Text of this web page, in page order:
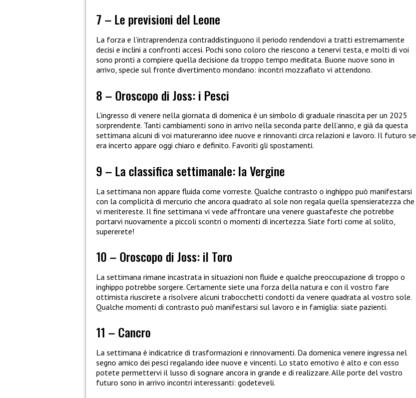
7 – Le previsioni del Leone
La forza e l’intraprendenza contraddistinguono il periodo rendendovi a tratti estremamente
decisi e inclini a confronti accesi. Pochi sono coloro che riescono a tenervi testa, e molti di voi
sono pronti a compiere quella decisione da troppo tempo meditata. Buone nuove sono in
arrivo, specie sul fronte divertimento mondano: incontri mozzafiato vi attendono.
8 – Oroscopo di Joss: i Pesci
L’ingresso di venere nella giornata di domenica è un simbolo di graduale rinascita per un 2025
sorprendente. Tanti cambiamenti sono in arrivo nella seconda parte dell’anno, e già da questa
settimana alcuni di voi matureranno idee nuove e rinnovanti circa relazioni e lavoro. Il futuro se
era incerto appare oggi chiaro e definito. Favoriti gli spostamenti.
9 – La classifica settimanale: la Vergine
La settimana non appare fluida come vorreste. Qualche contrasto o inghippo può manifestarsi
con la complicità di mercurio che ancora quadrato al sole non regala quella spensieratezza che
vi meritereste. Il fine settimana vi vede affrontare una venere guastafeste che potrebbe
portarvi nuovamente a piccoli scontri o momenti di incertezza. Siate forti come al solito,
supererete!
10 – Oroscopo di Joss: il Toro
La settimana rimane incastrata in situazioni non fluide e qualche preoccupazione di troppo o
inghippo potrebbe sorgere. Certamente siete una forza della natura e con il vostro fare
ottimista riuscirete a risolvere alcuni trabocchetti condotti da venere quadrata al vostro sole.
Qualche momenti di contrasto può manifestarsi sul lavoro e in famiglia: siate pazienti.
11 – Cancro
La settimana è indicatrice di trasformazioni e rinnovamenti. Da domenica venere ingressa nel
segno amico dei pesci regalando idee nuove e vincenti. Lo stato emotivo è alto e con esso
potete permettervi il lusso di sognare ancora in grande e di realizzare. Alle porte del vostro
futuro sono in arrivo incontri interessanti: godeteveli.